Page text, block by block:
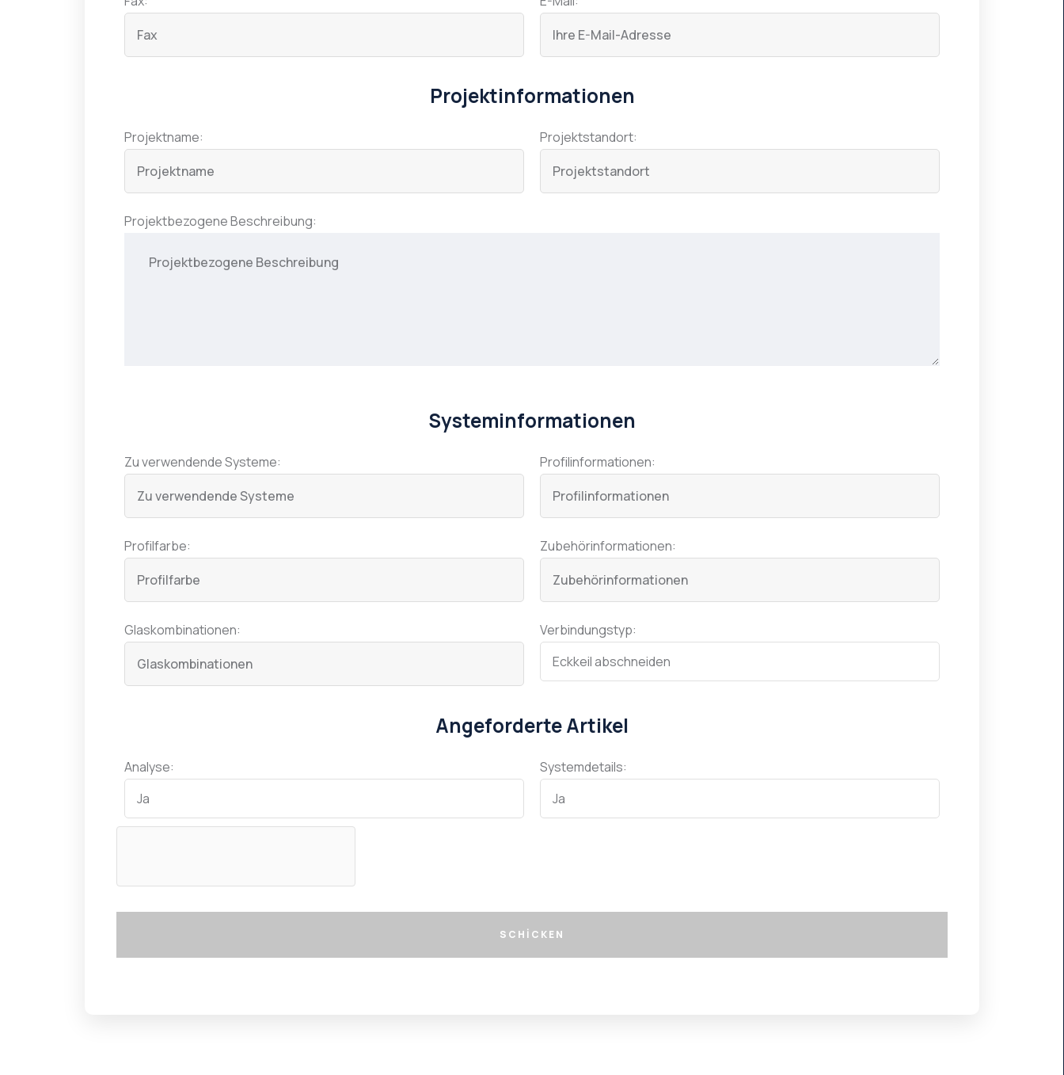
Projektinformationen
Projektname: Projektstandort:
Projektbezogene Beschreibung:
Systeminformationen
Zu verwendende Systeme: Profilinformationen:
Profilfarbe: Zubehörinformationen:
Glaskombinationen: Verbindungstyp:
Angeforderte Artikel
Analyse: Systemdetails:
SCHICKEN